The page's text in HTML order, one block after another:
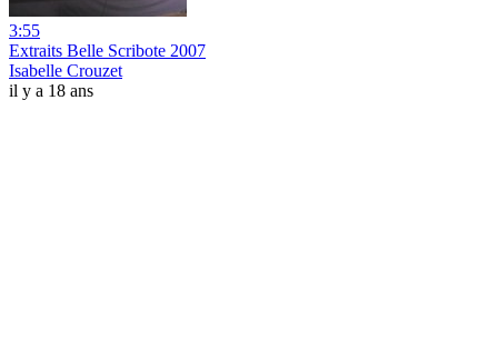
3:55
Extraits Belle Scribote 2007
Isabelle Crouzet
il y a 18 ans